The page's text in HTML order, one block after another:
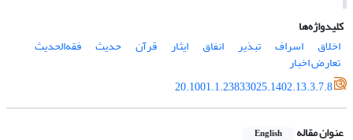
کلیدواژه‌ها
اخلاق
اسراف تبذیر انفاق ایثار قرآن حدیث فقه‌الحدیث
تعارض اخبار
20.1001.1.23833025.1402.13.3.7.8
عنوان مقاله English